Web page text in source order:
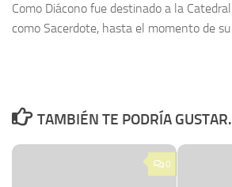
Como Diácono fue destinado a la
como Sacerdote, hasta el momento de
TAMBIÉN TE PODRÍA
0